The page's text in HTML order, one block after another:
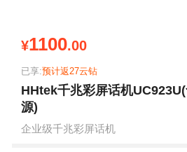
¥1100.00
已享:预计返27云钻
HHtek千兆彩屏话机
源)
企业级千兆彩屏话机